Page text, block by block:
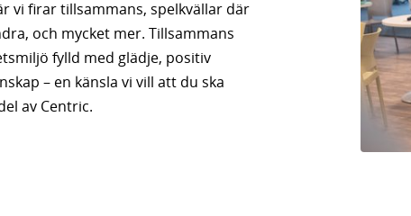
vi firar tillsammans, spelkvällar där
och mycket mer. Tillsammans
fylld med glädje, positiv
– en känsla vi vill att du ska
av Centric.